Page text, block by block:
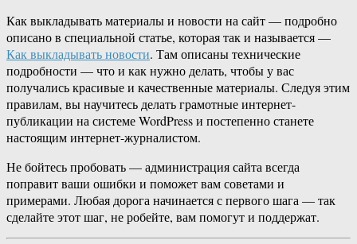
Как выкладывать материалы и новости на сайт — подробно
описано в специальной статье, которая так и называется —
Как выкладывать новости. Там описаны технические
подробности — что и как нужно делать, чтобы у вас
получались красивые и качественные материалы. Следуя этим
правилам, вы научитесь делать грамотные интернет-
публикации на системе WordPress и постепенно станете
настоящим интернет-журналистом.
Не бойтесь пробовать — администрация сайта всегда
поправит ваши ошибки и поможет вам советами и
примерами. Любая дорога начинается с первого шага — так
сделайте этот шаг, не робейте, вам помогут и поддержат.